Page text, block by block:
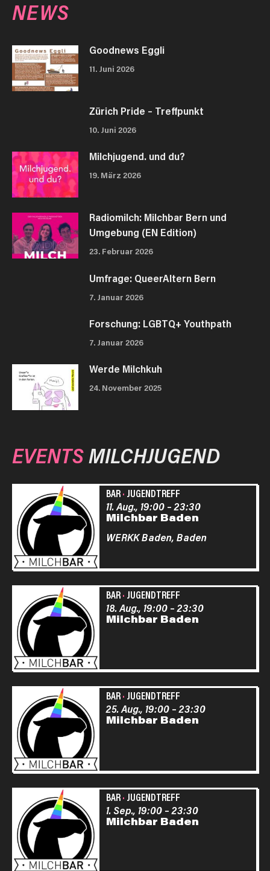
NEWS
Goodnews Eggli
11. Juni 2026
Zürich Pride – Treffpunkt
10. Juni 2026
Milchjugend. und du?
19. März 2026
Radiomilch: Milchbar Bern und
Umgebung (EN Edition)
23. Februar 2026
Umfrage: QueerAltern Bern
7. Januar 2026
Forschung: LGBTQ+ Youthpath
7. Januar 2026
Werde Milchkuh
24. November 2025
EVENTSMILCHJUGEND
BAR· JUGENDTREFF
Milchbar Baden
11. Aug., 19:00–23:30
WERKK Baden, Baden
BAR· JUGENDTREFF
Milchbar Baden
18. Aug., 19:00–23:30
BAR· JUGENDTREFF
Milchbar Baden
25. Aug., 19:00–23:30
BAR· JUGENDTREFF
Milchbar Baden
1. Sep., 19:00–23:30